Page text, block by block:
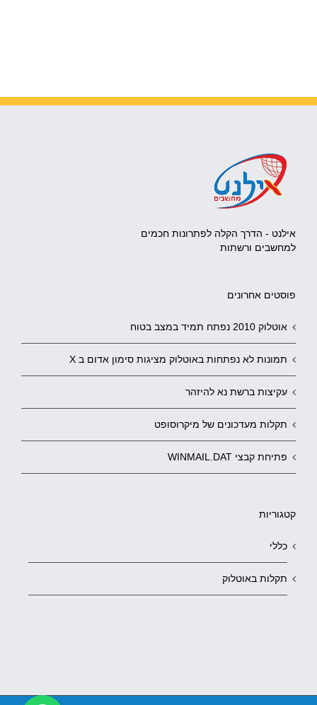
אילנט - הדרך הקלה לפתרונות חכמים
למחשבים ורשתות
פוסטים אחרונים
אוטלוק 2010 נפתח תמיד במצב בטוח
תמונות לא נפתחות באוטלוק מציגות סימון אדום ב X
עקיצות ברשת נא להיזהר
תקלות מעדכונים של מיקרוסופט
פתיחת קבצי WINMAIL.DAT
קטגוריות
כללי
תקלות באוטלוק